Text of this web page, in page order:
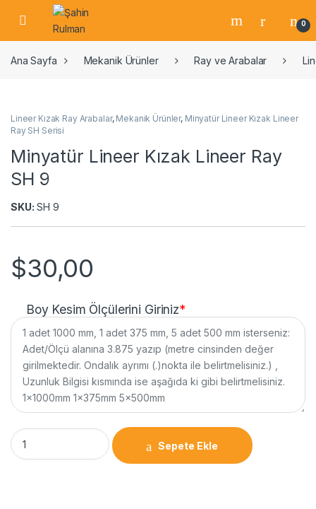
0
Ana Sayfa Mekanik Ürünler Ray ve Arabalar
Lineer Kızak Ray Arabalar, Mekanik Ürünler, Minyatür Lineer Kızak Lineer
Ray SH Serisi
Minyatür Lineer Kızak Lineer Ray
SH 9
SKU: SH 9
$30,00
*
Boy Kesim Ölçülerini Giriniz
Sepete Ekle